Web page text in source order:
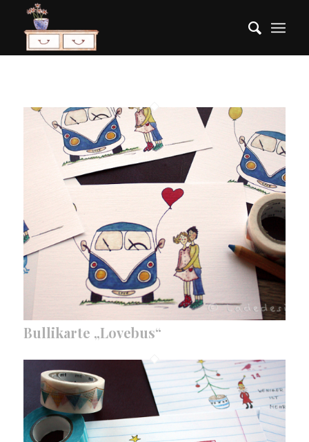
Bullikarte „Lovebus“